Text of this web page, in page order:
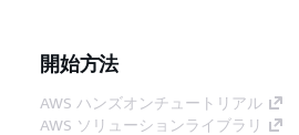
開始方法
AWS ハンズオンチュートリアル
AWS ソリューションライブラリ